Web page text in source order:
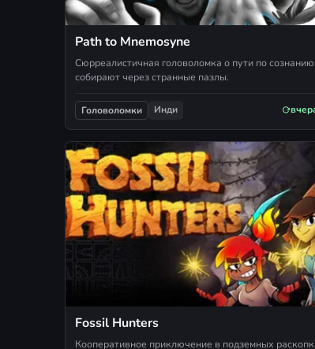
Path to Mnemosyne
Сюрреалистичная головоломка о пути по
собирают через странные пазлы.
Головоломки Инди
Fossil Hunters
Кооперативное приключение в подземных